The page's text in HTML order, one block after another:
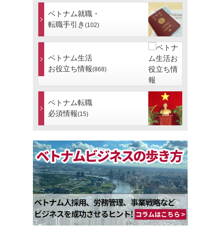
ベトナム就職・
転職手引き (102)
ベトナム生活
お役立ち情報(868)
ベトナム転職
必須情報(15)